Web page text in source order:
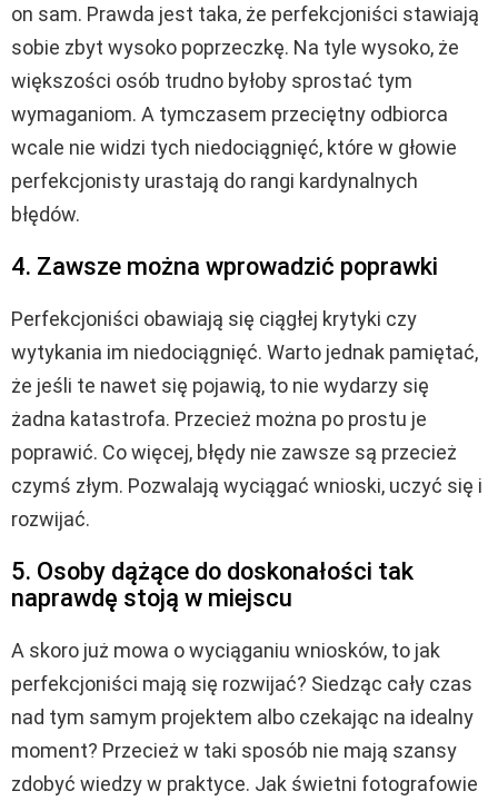
on sam. Prawda jest taka, że perfekcjoniści stawiają
sobie zbyt wysoko poprzeczkę. Na tyle wysoko, że
większości osób trudno byłoby sprostać tym
wymaganiom. A tymczasem przeciętny odbiorca
wcale nie widzi tych niedociągnięć, które w głowie
perfekcjonisty urastają do rangi kardynalnych
błędów.
4. Zawsze można wprowadzić poprawki
Perfekcjoniści obawiają się ciągłej krytyki czy
wytykania im niedociągnięć. Warto jednak pamiętać,
że jeśli te nawet się pojawią, to nie wydarzy się
żadna katastrofa. Przecież można po prostu je
poprawić. Co więcej, błędy nie zawsze są przecież
czymś złym. Pozwalają wyciągać wnioski, uczyć się i
rozwijać.
5. Osoby dążące do doskonałości tak
naprawdę stoją w miejscu
A skoro już mowa o wyciąganiu wniosków, to jak
perfekcjoniści mają się rozwijać? Siedząc cały czas
nad tym samym projektem albo czekając na idealny
moment? Przecież w taki sposób nie mają szansy
zdobyć wiedzy w praktyce. Jak świetni fotografowie